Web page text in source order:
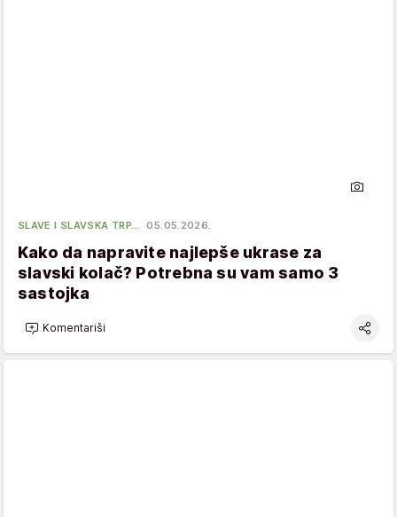
SLAVE I SLAVSKA TRP… 05.05.2026.
Kako da napravite najlepše ukrase za
slavski kolač? Potrebna su vam samo 3
sastojka
Komentariši